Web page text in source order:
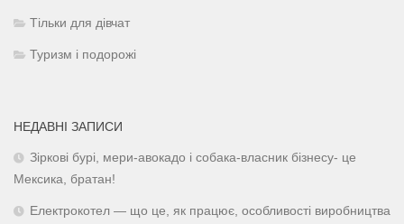
Тільки для дівчат
Туризм і подорожі
НЕДАВНІ ЗАПИСИ
Зіркові бурі, мери-авокадо і собака-власник бізнесу- це
Мексика, братан!
Електрокотел — що це, як працює, особливості виробництва